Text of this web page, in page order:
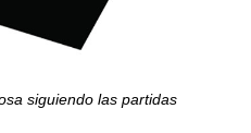
siguiendo las partidas